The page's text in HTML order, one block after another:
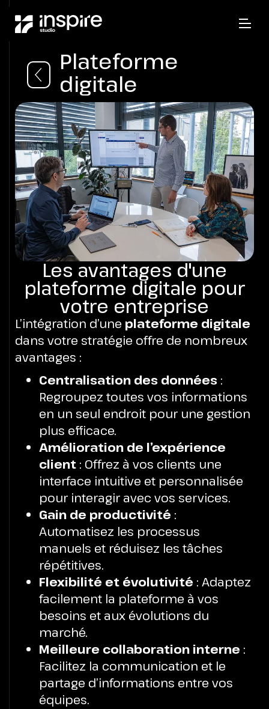
Plateforme
digitale
Les avantages d'une
plateforme digitale pour
votre entreprise
L’intégration d’une plateforme digitale
dans votre stratégie offre de nombreux
avantages :
Centralisation des données :
Regroupez toutes vos informations
en un seul endroit pour une gestion
plus efficace.
Amélioration de l’expérience
client : Offrez à vos clients une
interface intuitive et personnalisée
pour interagir avec vos services.
Gain de productivité :
Automatisez les processus
manuels et réduisez les tâches
répétitives.
Flexibilité et évolutivité : Adaptez
facilement la plateforme à vos
besoins et aux évolutions du
marché.
Meilleure collaboration interne :
Facilitez la communication et le
partage d’informations entre vos
équipes.